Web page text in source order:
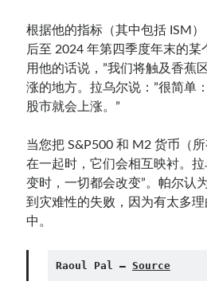
根据他的指标（其中包括 ISM
后至 2024 年第四季度年末的
用他的话说，”我们将触及香蕉
涨的地方。拉乌尔说：”很简单
股市就会上涨。”
当您把 S&P500 和 M2 货币（
在一起时，它们会相互映衬。
变时，一切都会改变”。帕尔认
到灾难性的失败，因为有太多
中。
Raoul Pal — Source